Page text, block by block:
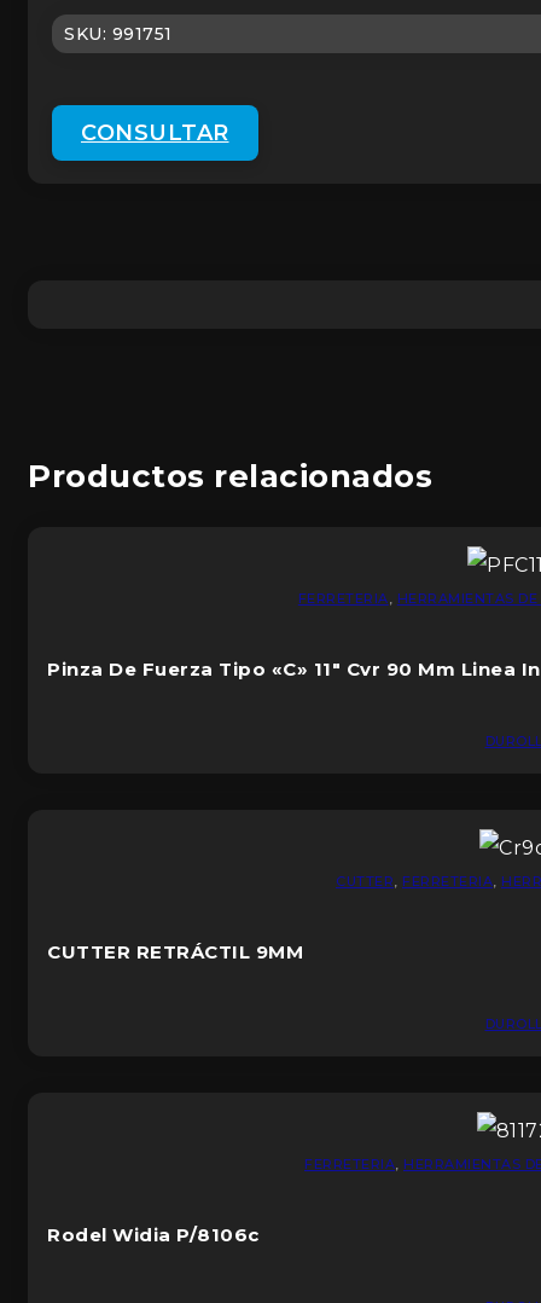
SKU: 991751
CONSULTAR
Productos relacionados
FERRETERIA, HERRAMIENTAS
Pinza De Fuerza Tipo «C» 11″ Cvr 90 Mm Linea
CUTTER, FERRETERIA,
CUTTER RETRÁCTIL 9MM
FERRETERIA HERRAMIENTAS
Rodel Widia P/8106c